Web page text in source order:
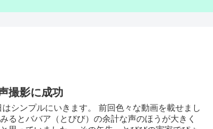
撮影に成功
シンプルにいきます。 前回色々な動画を載せまし
るとババア（とびび）の余計な声のほうが大きく